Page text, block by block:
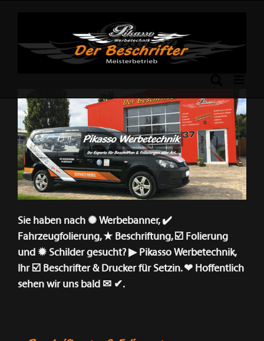
Previous Next
Sie haben nach ✺ Werbebanner, ✔️
Fahrzeugfolierung, ★ Beschriftung, ☑️ Folierung
und ✹ Schilder gesucht? ▶︎ Pikasso Werbetechnik,
Ihr ☑️ Beschrifter & Drucker für Setzin. ❤ Hoffentlich
sehen wir uns bald ✉ ✔.